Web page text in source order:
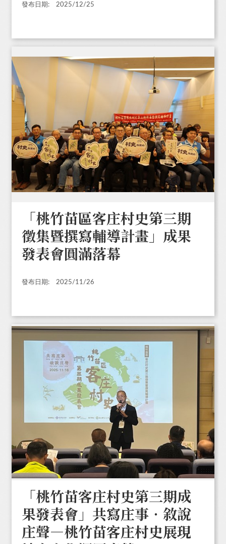
發布日期: 2025/12/25
「桃竹苗區客庄村史第三期
徵集暨撰寫輔導計畫」成果
發表會圓滿落幕
發布日期: 2025/11/26
「桃竹苗客庄村史第三期成
果發表會」共寫庄事‧敘說
庄聲—桃竹苗客庄村史展現